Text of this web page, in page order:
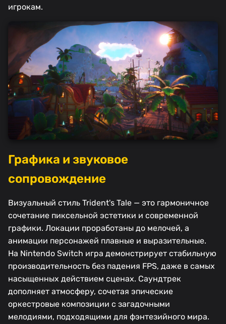
игрокам.
Графика и звуковое
сопровождение
Визуальный стиль Trident's Tale — это гармоничное
сочетание пиксельной эстетики и современной
графики. Локации проработаны до мелочей, а
анимации персонажей плавные и выразительные.
На Nintendo Switch игра демонстрирует стабильную
производительность без падения FPS, даже в самых
насыщенных действием сценах. Саундтрек
дополняет атмосферу, сочетая эпические
оркестровые композиции с загадочными
мелодиями, подходящими для фэнтезийного мира.